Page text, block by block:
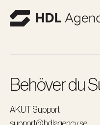
Behöver du
AKUT Support